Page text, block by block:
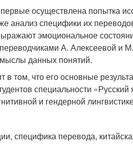
осуществлена попытка
анализ специфики их
эмоциональное
А. Алексеевой и
данных понятий.
в том, что его основные
специальности
и гендерной
специфика перевода,